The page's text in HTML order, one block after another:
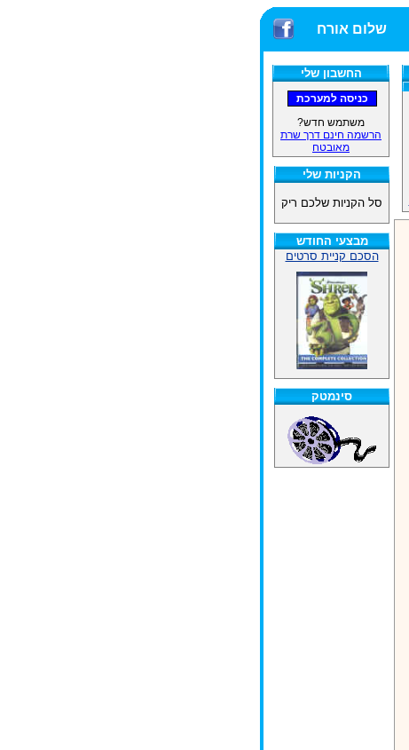
שלום אורח
החשבון שלי
משתמש חדש?
הרשמה חינם דרך שרת
מאובטח
הקניות שלי
סל הקניות שלכם ריק
מבצעי החודש
הסכם קניית סרטים
סינמטק